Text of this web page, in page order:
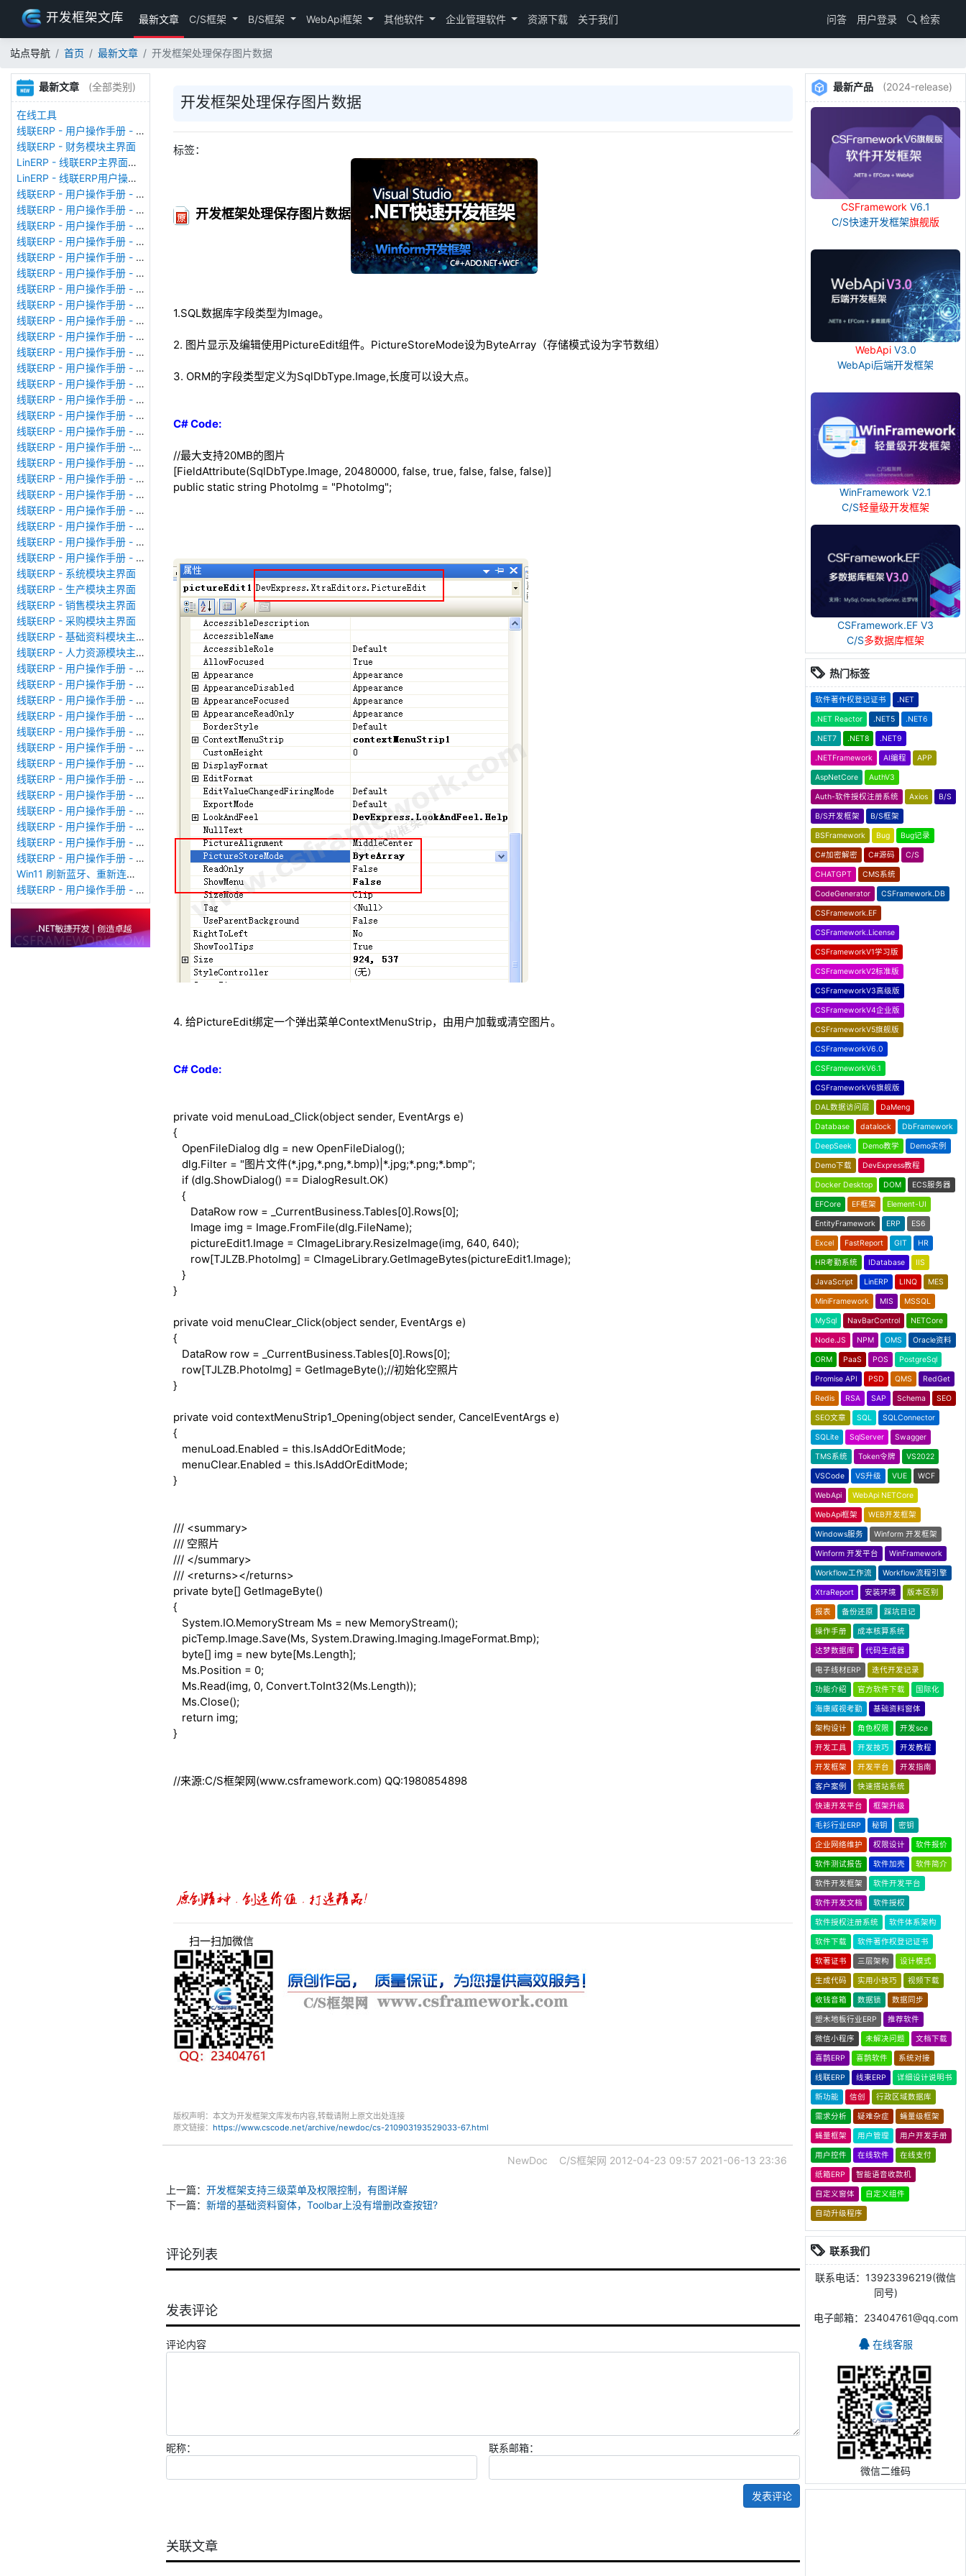
开发框架文库 最新文章 C/S框架 B/S框架 WebApi框架 其他软件 企业管理软件 资源下载 关于我们 问答 用户登录 检索
站点导航 首页 最新文章 开发框架处理保存图片数据
最新文章 (全部类别)
在线工具
线联ERP - 用户操作手册 - 存货期初
线联ERP - 财务模块主界面
LinERP - 线联ERP主界面（HOME）
LinERP - 线联ERP用户操作手册 - 系统登陆
线联ERP - 用户操作手册 - 查看在线用户
线联ERP - 用户操作手册 - 数据备份
线联ERP - 用户操作手册 - 工厂管理
线联ERP - 用户操作手册 - 帐套管理
线联ERP - 用户操作手册 - 语种设置
线联ERP - 用户操作手册 - 国际化多语言
线联ERP - 用户操作手册 - 报表管理
线联ERP - 用户操作手册 - 字段名管理
线联ERP - 用户操作手册 - 模块管理
线联ERP - 用户操作手册 - 广播消息
线联ERP - 用户操作手册 - 审计日志
线联ERP - 用户操作手册 - 公司资料设置
线联ERP - 用户操作手册 - 系统参数设置
线联ERP - 用户操作手册 - 单据类型
线联ERP - 用户操作手册 - 号码规则
线联ERP - 用户操作手册 - 功能菜单
线联ERP - 用户操作手册 -分配临时角色
线联ERP - 用户操作手册 - 组织架构
线联ERP - 用户操作手册 - 用户管理
线联ERP - 用户操作手册 - 角色/岗位管理
线联ERP - 用户操作手册 - 暂估入库明细表
线联ERP - 用户操作手册 - 物料收发明细表
线联ERP - 用户操作手册 - 即时库存余额表
线联ERP - 用户操作手册 - 库存账龄分析表
线联ERP - 系统模块主界面
线联ERP - 生产模块主界面
线联ERP - 销售模块主界面
线联ERP - 采购模块主界面
线联ERP - 基础资料模块主界面
线联ERP - 人力资源模块主界面
线联ERP - 用户操作手册 - 个人考勤报表（横向）
线联ERP - 用户操作手册 - 部门考勤报表
线联ERP - 用户操作手册 - 个人考勤报表
线联ERP - 用户操作手册 - 考勤计算
线联ERP - 用户操作手册 - 节假日管理
线联ERP - 用户操作手册 - 请假管理
线联ERP - 用户操作手册 - 补卡管理
线联ERP - 用户操作手册 - 考勤设备管理
线联ERP - 用户操作手册 - 考勤参数配置
线联ERP - 用户操作手册 - 考勤设备绑定
线联ERP - 用户操作手册 - 员工档案
线联ERP - 用户操作手册 - 班次管理
线联ERP - 用户操作手册 - 排班管理
Win11 刷新蓝牙、重新连接蓝牙音响
线联ERP - 用户操作手册 - 成品入库单
开发框架处理保存图片数据
标签：
开发框架处理保存图片数据
1.SQL数据库字段类型为Image。
2. 图片显示及编辑使用PictureEdit组件。PictureStoreMode设为ByteArray（存储模式设为字节数组）
3. ORM的字段类型定义为SqlDbType.Image,长度可以设大点。
C# Code:
//最大支持20MB的图片
[FieldAttribute(SqlDbType.Image, 20480000, false, true, false, false, false)]
public static string PhotoImg = "PhotoImg";
4. 给PictureEdit绑定一个弹出菜单ContextMenuStrip，由用户加载或清空图片。
C# Code:
private void menuLoad_Click(object sender, EventArgs e)
{
OpenFileDialog dlg = new OpenFileDialog();
dlg.Filter = "图片文件(*.jpg,*.png,*.bmp)|*.jpg;*.png;*.bmp";
if (dlg.ShowDialog() == DialogResult.OK)
{
DataRow row = _CurrentBusiness.Tables[0].Rows[0];
Image img = Image.FromFile(dlg.FileName);
pictureEdit1.Image = CImageLibrary.ResizeImage(img, 640, 640);
row[TJLZB.PhotoImg] = CImageLibrary.GetImageBytes(pictureEdit1.Image);
}
}
private void menuClear_Click(object sender, EventArgs e)
{
DataRow row = _CurrentBusiness.Tables[0].Rows[0];
row[TJLZB.PhotoImg] = GetImageByte();//初始化空照片
}
private void contextMenuStrip1_Opening(object sender, CancelEventArgs e)
{
menuLoad.Enabled = this.IsAddOrEditMode;
menuClear.Enabled = this.IsAddOrEditMode;
}
/// <summary>
/// 空照片
/// </summary>
/// <returns></returns>
private byte[] GetImageByte()
{
System.IO.MemoryStream Ms = new MemoryStream();
picTemp.Image.Save(Ms, System.Drawing.Imaging.ImageFormat.Bmp);
byte[] img = new byte[Ms.Length];
Ms.Position = 0;
Ms.Read(img, 0, Convert.ToInt32(Ms.Length));
Ms.Close();
return img;
}
//来源:C/S框架网(www.csframework.com) QQ:1980854898
扫一扫加微信
版权声明：本文为开发框架文库发布内容,转载请附上原文出处连接
原文链接： https://www.cscode.net/archive/newdoc/cs-210903193529033-67.html
NewDoc C/S框架网 2012-04-23 09:57 2021-06-13 23:36
上一篇： 开发框架支持三级菜单及权限控制，有图详解
下一篇： 新增的基础资料窗体，Toolbar上没有增删改查按钮?
评论列表
发表评论
评论内容
昵称： 联系邮箱：
发表评论
关联文章
最新产品 (2024-release)
CSFramework V6.1
C/S快速开发框架旗舰版
WebApiV3.0
WebApi后端开发框架
WinFramework V2.1
C/S轻量级开发框架
CSFramework.EF V3
C/S多数据库框架
热门标签
软件著作权登记证书 .NET
.NET Reactor .NET5 .NET6
.NET7 .NET8 .NET9
.NETFramework AI编程 APP
AspNetCore AuthV3
Auth-软件授权注册系统 Axios B/S
B/S开发框架 B/S框架
BSFramework Bug Bug记录
C#加密解密 C#源码 C/S
CHATGPT CMS系统
CodeGenerator CSFramework.DB
CSFramework.EF
CSFramework.License
CSFrameworkV1学习版
CSFrameworkV2标准版
CSFrameworkV3高级版
CSFrameworkV4企业版
CSFrameworkV5旗舰版
CSFrameworkV6.0
CSFrameworkV6.1
CSFrameworkV6旗舰版
DAL数据访问层 DaMeng
Database datalock DbFramework
DeepSeek Demo教学 Demo实例
Demo下载 DevExpress教程
Docker Desktop DOM ECS服务器
EFCore EF框架 Element-UI
EntityFramework ERP ES6
Excel FastReport GIT HR
HR考勤系统 IDatabase IIS
JavaScript LinERP LINQ MES
MiniFramework MIS MSSQL
MySql NavBarControl NETCore
Node.JS NPM OMS Oracle资料
ORM PaaS POS PostgreSql
Promise API PSD QMS RedGet
Redis RSA SAP Schema SEO
SEO文章 SQL SQLConnector
SQLite SqlServer Swagger
TMS系统 Token令牌 VS2022
VSCode VS升级 VUE WCF
WebApi WebApi NETCore
WebApi框架 WEB开发框架
Windows服务 Winform 开发框架
Winform 开发平台 WinFramework
Workflow工作流 Workflow流程引擎
XtraReport 安装环境 版本区别
报表 备份还原 踩坑日记
操作手册 成本核算系统
达梦数据库 代码生成器
电子线材ERP 迭代开发记录
功能介绍 官方软件下载 国际化
海康威视考勤 基础资料窗体
架构设计 角色权限 开发sce
开发工具 开发技巧 开发教程
开发框架 开发平台 开发指南
客户案例 快速搭站系统
快速开发平台 框架升级
毛衫行业ERP 秘钥 密钥
企业网络维护 权限设计 软件报价
软件测试报告 软件加壳 软件简介
软件开发框架 软件开发平台
软件开发文档 软件授权
软件授权注册系统 软件体系架构
软件下载 软件著作权登记证书
软著证书 三层架构 设计模式
生成代码 实用小技巧 视频下载
收钱音箱 数据锁 数据同步
塑木地板行业ERP 推荐软件
微信小程序 未解决问题 文档下载
喜鹊ERP 喜鹊软件 系统对接
线联ERP 线束ERP 详细设计说明书
新功能 信创 行政区域数据库
需求分析 疑难杂症 蝇量级框架
蝇量框架 用户管理 用户开发手册
用户控件 在线软件 在线支付
纸箱ERP 智能语音收款机
自定义窗体 自定义组件
自动升级程序
联系我们
联系电话：13923396219(微信
同号)
电子邮箱：23404761@qq.com
在线客服
微信二维码